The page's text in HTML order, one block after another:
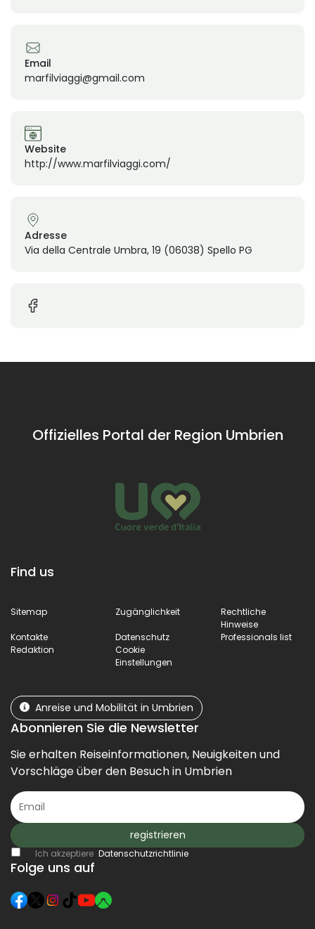
Email
marfilviaggi@gmail.com
Website
http://www.marfilviaggi.com/
Adresse
Via della Centrale Umbra, 19 (06038) Spello PG
Offizielles Portal der Region Umbrien
Find us
Sitemap Zugänglichkeit
Rechtliche
Hinweise
Kontakte
Datenschutz
Professionals list
Redaktion
Cookie
Einstellungen
Anreise und Mobilität in Umbrien
Abonnieren Sie die Newsletter
Sie erhalten Reiseinformationen, Neuigkeiten und
Vorschläge über den Besuch in Umbrien
registrieren
Ich akzeptiere Datenschutzrichtlinie
Folge uns auf